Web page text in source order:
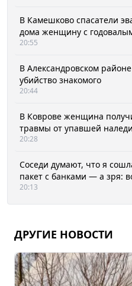
В Камешково спасатели
дома женщину с
20:55
В Александровском
убийство знакомого
20:44
В Коврове женщина
травмы от упавшей наледи
20:28
Соседи думают, что я
пакет с банками — а зря:
20:13
ДРУГИЕ НОВОСТИ